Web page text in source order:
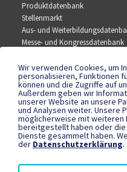
Produktdatenbank
Stellenmarkt
Aus- und
Messe- und Kongressdatenbank
SOCIAL MEDIA
Facebook
YouTube
Instagram
RECHTLICHES
Datenschutzerklärung
Wir verwenden Cookies, um
personalisieren, Funktionen
können und die Zugriffe auf
Außerdem geben wir
unserer Website an unsere
und Analysen weiter. Unsere
möglicherweise mit weiteren
bereitgestellt haben oder die
Dienste gesammelt haben.
der Datenschutzerklärung.